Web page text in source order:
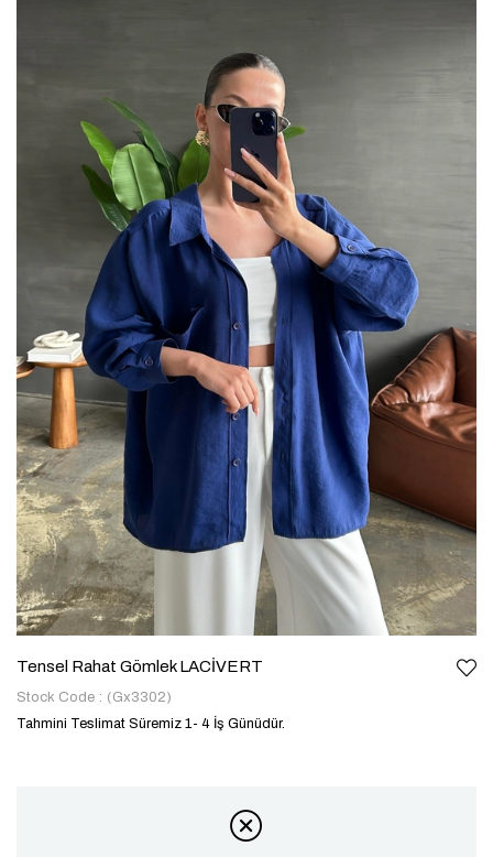
Tensel Rahat Gömlek LACİVERT
Stock Code
(Gx3302)
Tahmini Teslimat Süremiz 1- 4 İş Günüdür.